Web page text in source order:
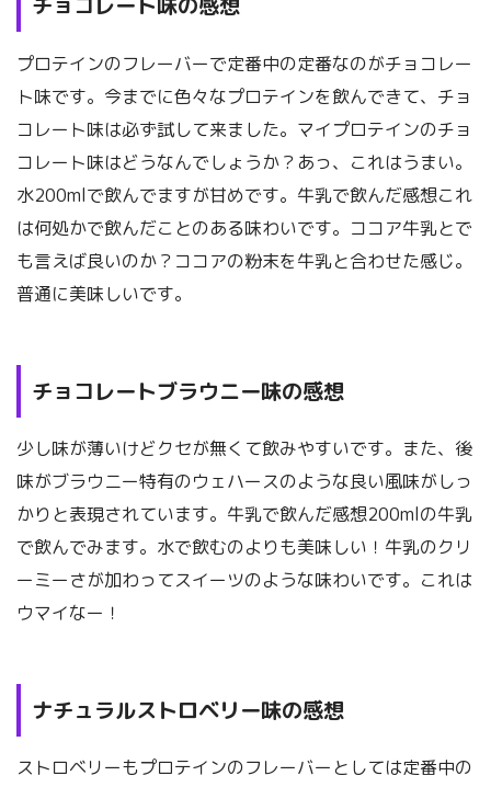
プロテインのフレーバーで定番中の定番なのがチョコレー
ト味です。今までに色々なプロテインを飲んできて、チョ
コレート味は必ず試して来ました。マイプロテインのチョ
コレート味はどうなんでしょうか？あっ、これはうまい。
水200mlで飲んでますが甘めです。牛乳で飲んだ感想これ
は何処かで飲んだことのある味わいです。ココア牛乳とで
も言えば良いのか？ココアの粉末を牛乳と合わせた感じ。
普通に美味しいです。
チョコレートブラウニー味の感想
少し味が薄いけどクセが無くて飲みやすいです。また、後
味がブラウニー特有のウェハースのような良い風味がしっ
かりと表現されています。牛乳で飲んだ感想200mlの牛乳
で飲んでみます。水で飲むのよりも美味しい！牛乳のクリ
ーミーさが加わってスイーツのような味わいです。これは
ウマイなー！
ナチュラルストロベリー味の感想
ストロベリーもプロテインのフレーバーとしては定番中の